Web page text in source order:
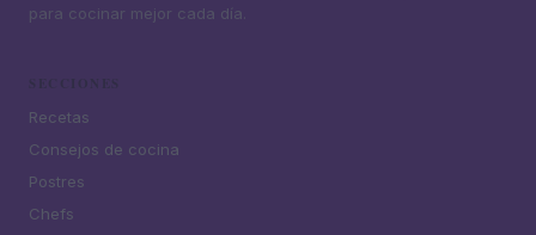
para cocinar mejor cada día.
Recetas
Consejos de cocina
Postres
Chefs